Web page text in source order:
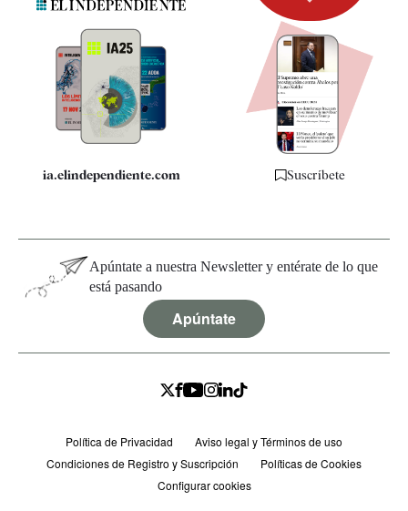
Quiénes somos
Especificaciones
ia.elindependiente.com Suscríbete
Apúntate a nuestra Newsletter y entérate de lo que
está pasando
Apúntate
Política de Privacidad
Aviso legal y Términos de uso
Condiciones de Registro y Suscripción
Políticas de Cookies
Configurar cookies